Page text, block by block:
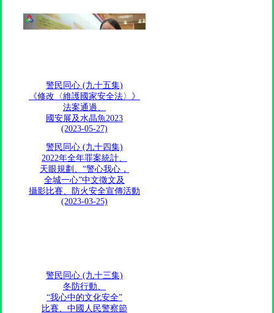
警民同心 (九十五集)
《修改〈維護國家安全法〉》
法案通過、
國安展及水晶魚2023​
(2023-05-27)
警民同心 (九十四集)
2022年全年罪案統計、
天眼規劃、“警心我心，
全城一心”中文徵文及
攝影比賽、防火安全宣傳活動
(2023-03-25)
警民同心 (九十三集)
冬防行動、
“我心中的文化安全”
比賽、中國人民警察節